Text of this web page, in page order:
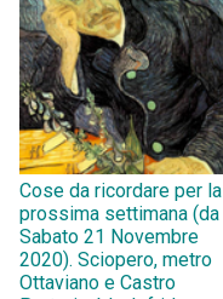
Cose da ricordare per la
prossima settimana (da
Sabato 21 Novembre
2020). Sciopero, metro
Ottaviano e Castro